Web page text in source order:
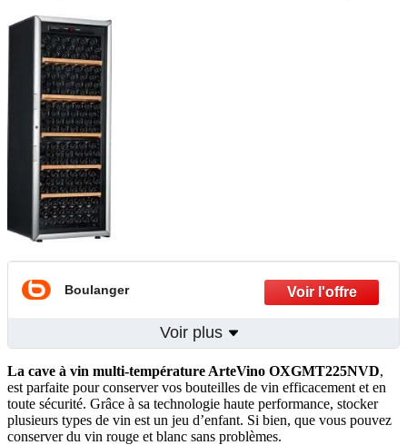
Boulanger
Voir plus
La cave à vin multi-température ArteVino OXGMT225NVD,
est parfaite pour conserver vos bouteilles de vin efficacement et en
toute sécurité. Grâce à sa technologie haute performance, stocker
plusieurs types de vin est un jeu d’enfant. Si bien, que vous pouvez
conserver du vin rouge et blanc sans problèmes.